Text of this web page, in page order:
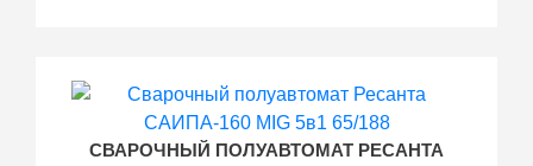
СВАРОЧНЫЙ ПОЛУАВТОМАТ РЕСАНТА